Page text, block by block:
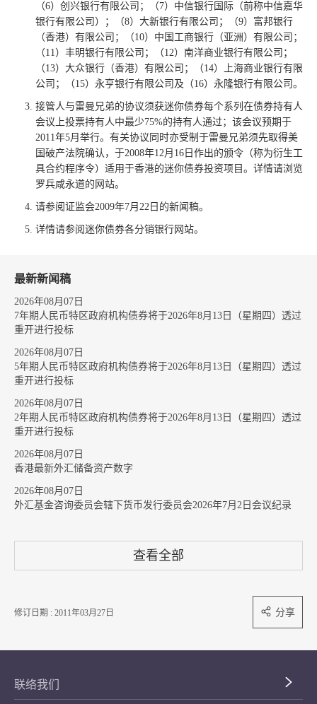
（6）创兴银行有限公司；（7）中信银行国际（前称中信嘉华
银行有限公司）；（8）大新银行有限公司；（9）富邦银行
（香港）有限公司；（10）中国工商银行（亚洲）有限公司；
（11）丰明银行有限公司；（12）南洋商业银行有限公司；
（13）大众银行（香港）有限公司；（14）上海商业银行有限
公司；（15）永亨银行有限公司及（16）永隆银行有限公司。
接管人与雷曼兄弟的协议须获迷你债券每个系列在债券持有人
会议上投票持有人中最少75%的持有人通过；该会议预期于
2011年5月举行。有关协议同时亦受制于雷曼兄弟须先取得美
国破产法院确认，于2008年12月16日作出的颁令（称为衍生工
具合约程序令）适用于香港的迷你债券投资项目。详情请浏览
罗兵咸永道的网站。
请参阅证监会2009年7月22日的新闻稿。
详情请参阅迷你债券各分销银行网站。
最新新闻稿
2026年08月07日
7年期人民币特区政府机构债券将于2026年8月13日（星期四）透过
重开进行投标
2026年08月07日
5年期人民币特区政府机构债券将于2026年8月13日（星期四）透过
重开进行投标
2026年08月07日
2年期人民币特区政府机构债券将于2026年8月13日（星期四）透过
重开进行投标
2026年08月07日
香港最新外汇储备资产数字
2026年08月07日
外汇基金咨询委员会辖下货币发行委员会2026年7月2日会议纪录
查看全部
修订日期 : 2011年03月27日 分享
联络我们